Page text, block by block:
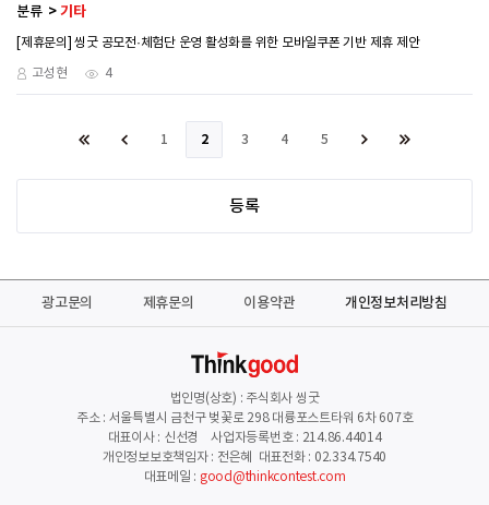
분류 기타
[제휴문의] 씽굿 공모전·체험단 운영 활성화를 위한 모바일쿠폰 기반 제휴 제안
고성현 4
1 2 3 4 5
등록
광고문의 제휴문의 이용약관 개인정보처리방침
법인명(상호) : 주식회사 씽굿
주소 : 서울특별시 금천구 벚꽃로 298 대륭포스트타워 6차 607호
대표이사 : 신선경 사업자등록번호 : 214.86.44014
개인정보보호책임자 : 전은혜 대표전화 : 02.334.7540
대표메일 : good@thinkcontest.com